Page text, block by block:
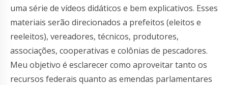
uma série de vídeos didáticos e bem explicativos. Esses
materiais serão direcionados a prefeitos (eleitos e
reeleitos), vereadores, técnicos, produtores,
associações, cooperativas e colônias de pescadores.
Meu objetivo é esclarecer como aproveitar tanto os
recursos federais quanto as emendas parlamentares